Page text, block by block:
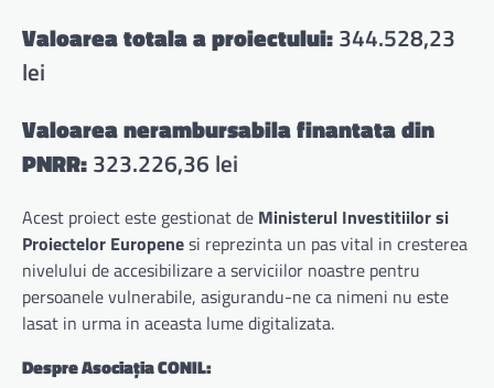
Valoarea totala a proiectului:344.528,23
lei
Valoarea nerambursabila finantata din
PNRR:323.226,36 lei
Acest proiect este gestionat de Ministerul Investitiilor si
Proiectelor Europenesi reprezinta un pas vital in cresterea
nivelului de accesibilizare a serviciilor noastre pentru
persoanele vulnerabile, asigurandu-ne ca nimeni nu este
lasat in urma in aceasta lume digitalizata.
Despre Asociația CONIL: